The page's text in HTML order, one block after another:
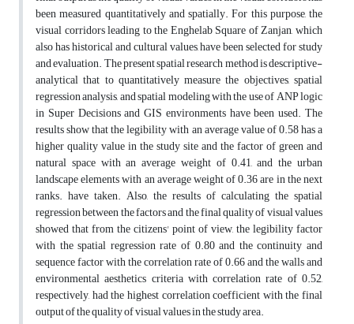
been measured quantitatively and spatially. For this purpose, the
visual corridors leading to the Enghelab Square of Zanjan, which
also has historical and cultural values, have been selected for study
and evaluation. The present spatial research method is descriptive-
analytical that to quantitatively measure the objectives, spatial
regression analysis, and spatial modeling with the use of ANP logic
in Super Decisions and GIS environments have been used. The
results show that the legibility with an average value of 0.58 has a
higher quality value in the study site and the factor of green and
natural space with an average weight of 0.41, and the urban
landscape elements with an average weight of 0.36 are in the next
ranks. have taken. Also, the results of calculating the spatial
regression between the factors and the final quality of visual values
showed that from the citizens' point of view, the legibility factor
with the spatial regression rate of 0.80 and the continuity and
sequence factor with the correlation rate of 0.66 and the walls and
environmental aesthetics criteria with correlation rate of 0.52,
respectively, had the highest correlation coefficient with the final
output of the quality of visual values in the study area.